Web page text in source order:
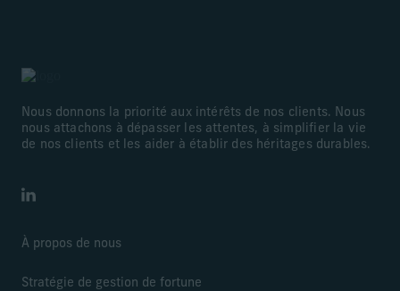
Nous donnons la priorité aux intérêts de nos clients. Nous
nous attachons à dépasser les attentes, à simplifier la vie
de nos clients et les aider à établir des héritages durables.
LinkedIn
À propos de nous
Stratégie de gestion de fortune